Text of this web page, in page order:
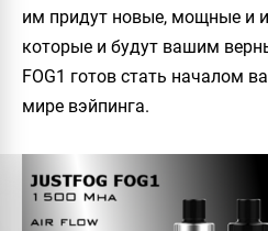
им придут новые, мощные и
которые и будут вашим
FOG1 готов стать началом
мире вэйпинга.